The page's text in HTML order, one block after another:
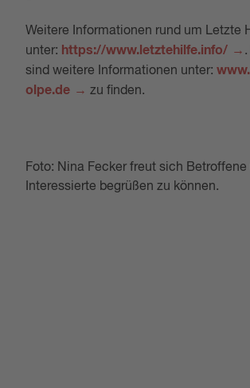
Weitere Informationen rund um Letzte
unter: https://www.letztehilfe.info/
sind weitere Informationen unter:
olpe.de
zu finden.
Foto: Nina Fecker freut sich Betroffene
Interessierte begrüßen zu können.